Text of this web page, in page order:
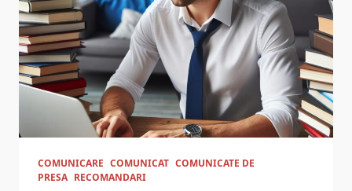
COMUNICARE COMUNICAT COMUNICATE DE
PRESA RECOMANDARI